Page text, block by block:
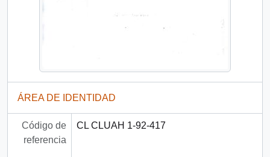
ÁREA DE IDENTIDAD
Código de
referencia
CL CLUAH 1-92-417